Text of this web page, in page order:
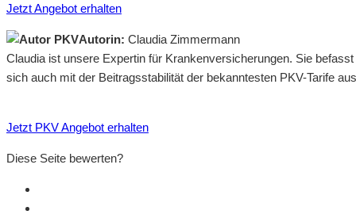
Jetzt Angebot erhalten
Autorin: Claudia Zimmermann
Claudia ist unsere Expertin für Krankenversicherungen. Sie
sich auch mit der Beitragsstabilität der bekanntesten PKV-Tarife
Jetzt PKV Angebot erhalten
Diese Seite bewerten?